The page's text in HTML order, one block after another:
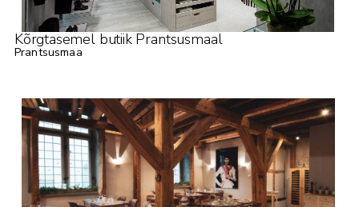
Kõrgtasemel butiik Prantsusmaal
Prantsusmaa